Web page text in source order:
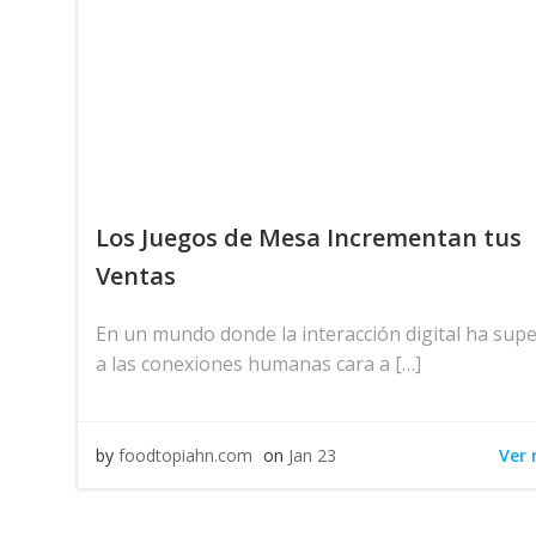
Los Juegos de Mesa Incrementan tus
Ventas
En un mundo donde la interacción digital ha
a las conexiones humanas cara a […]
by foodtopiahn.com on Jan 23 Ver